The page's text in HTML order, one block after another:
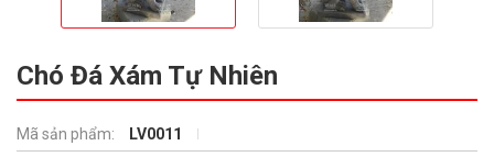
Chó Đá Xám Tự Nhiên
Mã sản phẩm: LV0011